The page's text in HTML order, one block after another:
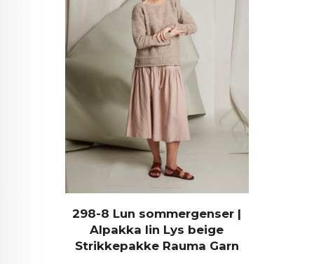
298-8 Lun sommergenser |
Alpakka lin Lys beige
Strikkepakke Rauma Garn